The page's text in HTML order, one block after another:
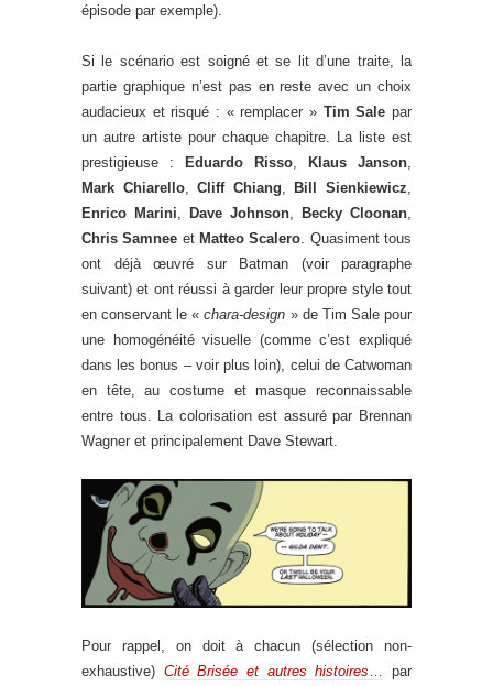
épisode par exemple).
Si le scénario est soigné et se lit d’une traite, la
partie graphique n’est pas en reste avec un choix
audacieux et risqué : « remplacer » Tim Sale par
un autre artiste pour chaque chapitre. La liste est
prestigieuse : Eduardo Risso Klaus Janson
Mark Chiarello,Cliff Chiang ,Bill Sienkiewicz
Enrico Marini
Dave Johnson Becky Cloonan
Chris Samnee etMatteo Scalero . Quasiment tous
ont déjà œuvré sur Batman (voir paragraphe
suivant) et ont réussi à garder leur propre style tout
en conservant le «chara-design » de Tim Sale pour
une homogénéité visuelle (comme c’est expliqué
dans les bonus – voir plus loin), celui de Catwoman
en tête, au costume et masque reconnaissable
entre tous. La colorisation est assuré par Brennan
Wagner et principalement Dave Stewart.
Pour rappel, on doit à chacun (sélection non-
exhaustive) Cité Brisée et autres histoires… par